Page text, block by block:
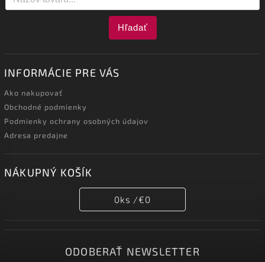
Hľadať
INFORMÁCIE PRE VÁS
Ako nakupovať
Obchodné podmienky
Podmienky ochrany osobných údajov
Adresa predajne
NÁKUPNÝ KOŠÍK
0ks /€0
ODOBERAŤ NEWSLETTER